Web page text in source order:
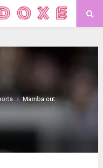
Mamba out